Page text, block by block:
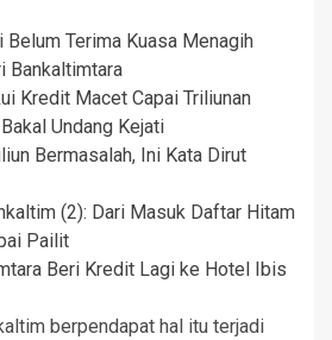
Belum Terima Kuasa Menagih
Bankaltimtara
Kredit Macet Capai Triliunan
Undang Kejati
Bermasalah, Ini Kata Dirut
(2): Dari Masuk Daftar Hitam
Pailit
Beri Kredit Lagi ke Hotel Ibis
berpendapat hal itu terjadi